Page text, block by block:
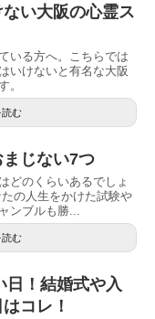
い大阪の心霊ス
いる方へ。こちらでは
いけないと有名な大阪
。
む
じない7つ
どのくらいあるでしょ
の人生をかけた試験や
ンブルも勝...
む
日！結婚式や入
コレ！